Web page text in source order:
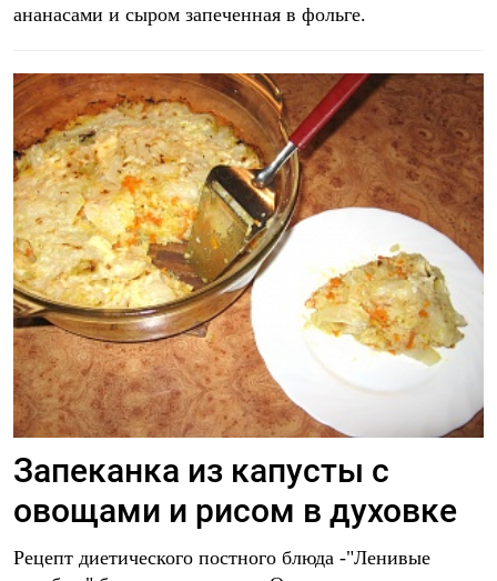
ананасами и сыром запеченная в фольге.
Запеканка из капусты с
овощами и рисом в духовке
Рецепт диетического постного блюда -"Ленивые